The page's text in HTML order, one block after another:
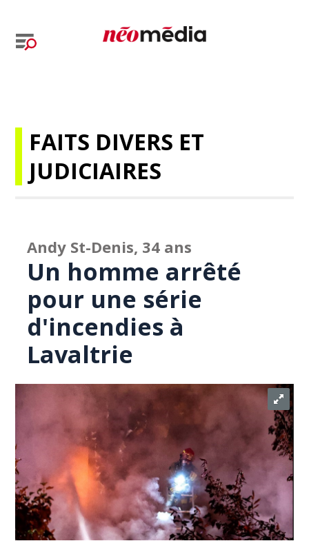
FAITS DIVERS ET
JUDICIAIRES
Andy St-Denis, 34 ans
Un homme arrêté
pour une série
d'incendies à
Lavaltrie